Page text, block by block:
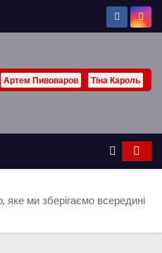
Артем Пивоваров Тіна Кароль
яке ми зберігаємо всередині